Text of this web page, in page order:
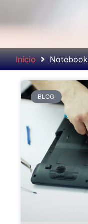
Início Notebook
BLOG